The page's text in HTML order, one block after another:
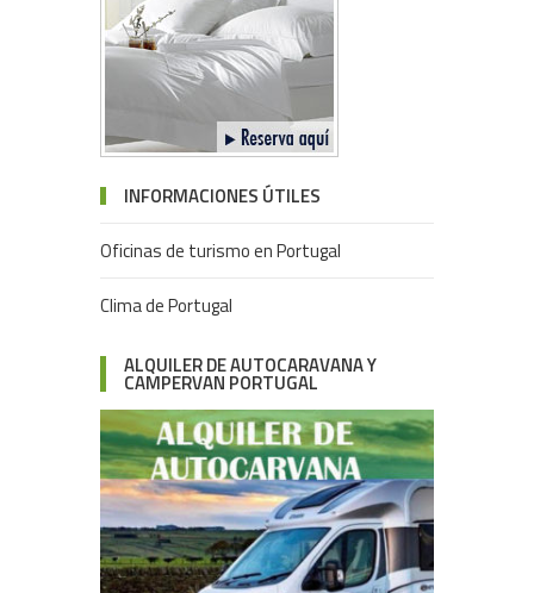
INFORMACIONES ÚTILES
Oficinas de turismo en Portugal
Clima de Portugal
ALQUILER DE AUTOCARAVANA Y
CAMPERVAN PORTUGAL